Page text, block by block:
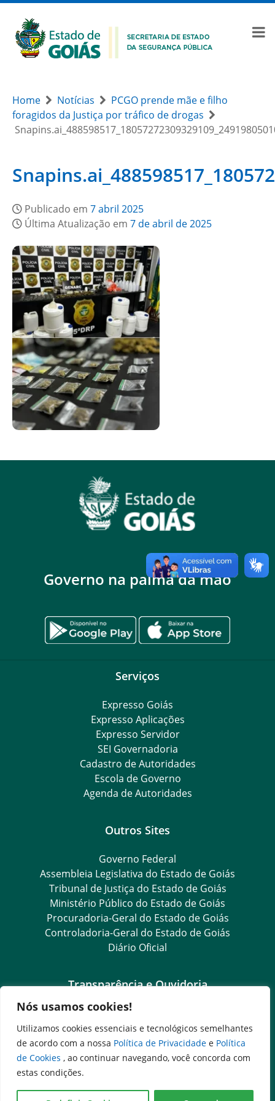
Nós usamos cookies!
Utilizamos cookies essenciais e tecnológicos semelhantes
de acordo com a nossa Política de Privacidade e Política
de Cookies , ao continuar navegando, você concorda com
estas condições.
Home Notícias
PCGO prende mãe e filho
foragidos da Justiça por tráfico de drogas
Publicado em 7 abril 2025
Última Atualização em 7 de abril de 2025
Governo na palma da mão
Serviços
Expresso Goiás
Expresso Aplicações
Expresso Servidor
SEI Governadoria
Cadastro de Autoridades
Escola de Governo
Agenda de Autoridades
Outros Sites
Governo Federal
Assembleia Legislativa do Estado de Goiás
Tribunal de Justiça do Estado de Goiás
Ministério Público do Estado de Goiás
Procuradoria-Geral do Estado de Goiás
Controladoria-Geral do Estado de Goiás
Diário Oficial
Transparência e Ouvidoria
LGPD
Goiás Transparência
Dados Abertos Goiás
e-SIC
SIC – Serviço de Informação ao Cidadão
Ouvidoria Setorial (Expresso)